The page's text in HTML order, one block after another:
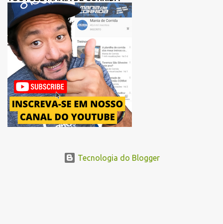
para uma melhor distribuição dos corredores no início da corrida. A
mudança substitui o trecho do Elevado Presidente João Goulart por
um novo trajeto na região do Pacaembu e Barra Funda. Após a
Avenida Pacaembu, os corredores seguirão pela Avenida Doutor
Abraão Ribeiro, passando ao lado do Memorial da América Latina,
acessando a Avenida Norma Pieruccini Giannotti, a Avenida Rudge e
...
Tecnologia do Blogger